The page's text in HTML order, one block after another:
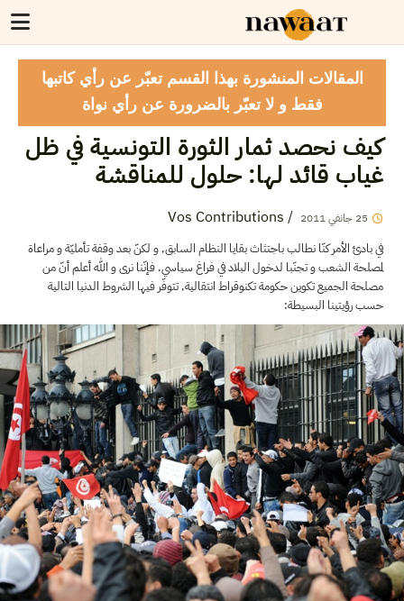
المقالات المنشورة بهذا القسم تعبّر عن رأي كاتبها
فقط و لا تعبّر بالضرورة عن رأي نواة
كيف نحصد ثمار الثورة التونسية في ظل
غياب قائد لها: حلول للمناقشة
25 جانفي2011
/
Vos Contributions
في بادئ الأمر كنّا نطالب باجتثاث بقايا النظام السابق, و لكنّ بعد وقفة تأمليّة و مراعاة
لمصلحة الشعب و تجنّبا لدخول البلاد في فراغ سياسي. فإنّنا نرى و الله أعلم أنّ من
مصلحة الجميع تكوين حكومة تكنوقراط انتقالية, تتوفّر فيها الشروط الدنيا التالية
حسب رؤيتينا البسيطة: